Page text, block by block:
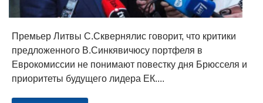
Премьер Литвы С.Сквернялис говорит, что критики
предложенного В.Синкявичюсу портфеля в
Еврокомиссии не понимают повестку дня Брюсселя и
приоритеты будущего лидера ЕК....